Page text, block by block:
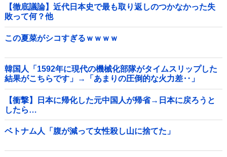
【徹底議論】近代日本史で最も取り返しのつかなかった失
敗って何？他
この夏菜がシコすぎるｗｗｗｗ
韓国人「1592年に現代の機械化部隊がタイムスリップした
結果がこちらです」→「あまりの圧倒的な火力差‥」
【衝撃】日本に帰化した元中国人が帰省→日本に戻ろうと
したら…
ベトナム人「腹が減って女性殺し山に捨てた」